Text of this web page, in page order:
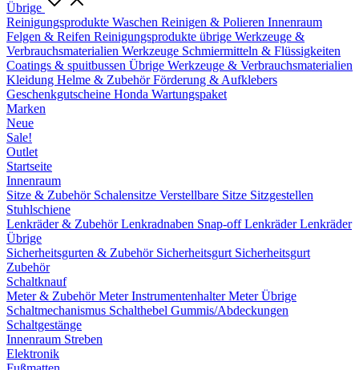
Übrige
Reinigungsprodukte Waschen Reinigen & Polieren Innenraum
Felgen & Reifen Reinigungsprodukte übrige Werkzeuge &
Verbrauchsmaterialien Werkzeuge Schmiermitteln & Flüssigkeiten
Coatings & spuitbussen Übrige Werkzeuge & Verbrauchsmaterialien
Kleidung Helme & ZubehörFörderung & Aufklebers
Geschenkgutscheine Honda Wartungspaket
Marken
Neue
Sale!
Outlet
Startseite
Innenraum
Sitze & Zubehör Schalensitze Verstellbare Sitze Sitzgestellen
Stuhlschiene
Lenkräder & ZubehörLenkradnaben Snap-offLenkräderLenkräder
Übrige
Sicherheitsgurten & Zubehör Sicherheitsgurt Sicherheitsgurt
Zubehör
Schaltknauf
Meter & ZubehörMeterInstrumentenhalterMeter Übrige
Schaltmechanismus Schalthebel Gummis/Abdeckungen
Schaltgestänge
Innenraum Streben
Elektronik